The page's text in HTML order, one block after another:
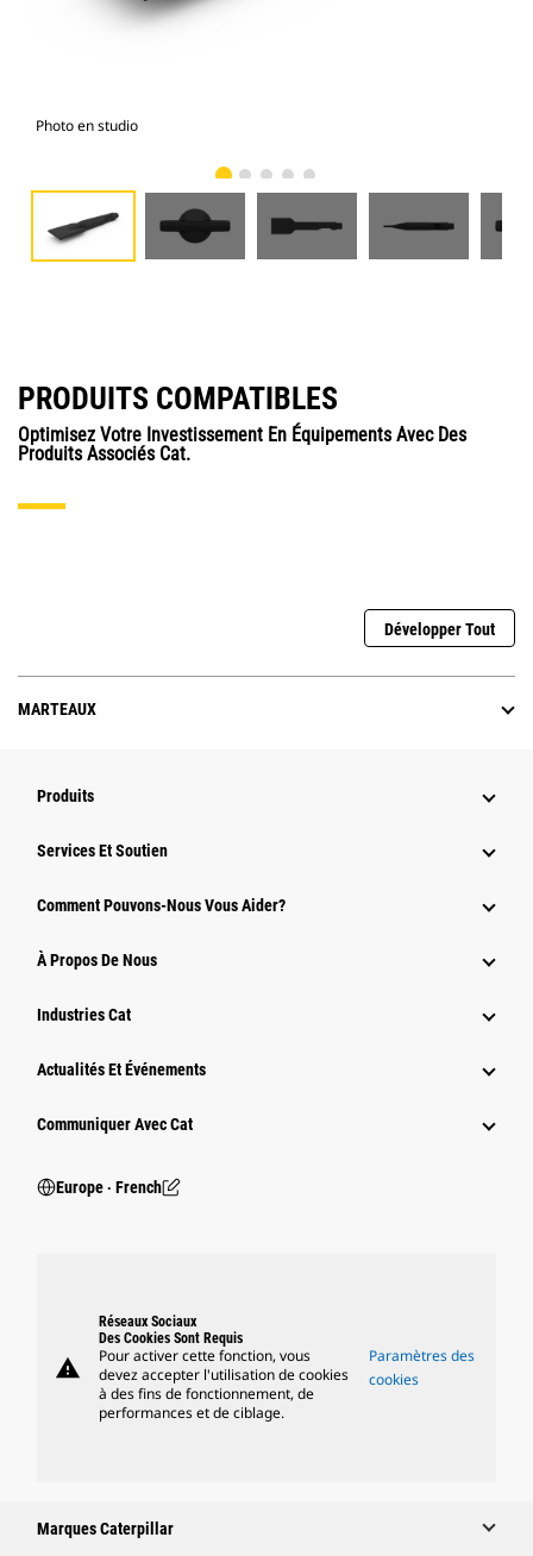
Photo en studio
PRODUITS COMPATIBLES
Optimisez Votre Investissement En Équipements Avec Des
Produits Associés Cat.
Développer Tout
MARTEAUX
Produits
Services Et Soutien
Comment Pouvons-Nous Vous Aider?
À Propos De Nous
Industries Cat
Actualités Et Événements
Communiquer Avec Cat
Europe ‧ French
warning
Réseaux Sociaux
Des Cookies Sont Requis
Pour activer cette fonction, vous
devez accepter l'utilisation de cookies
à des fins de fonctionnement, de
performances et de ciblage.
Paramètres des
cookies
Marques Caterpillar